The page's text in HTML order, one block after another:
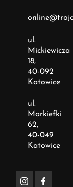
ul.
Mickiewicza
18,
40-092
Katowice
ul.
Markiefki
62,
40-049
Katowice